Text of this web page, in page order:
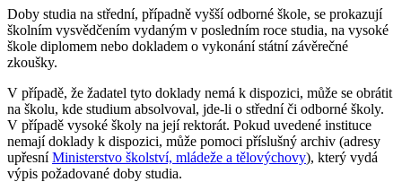
Doby studia na střední, případně vyšší odborné škole, se prokazují
školním vysvědčením vydaným v posledním roce studia, na vysoké
škole diplomem nebo dokladem o vykonání státní závěrečné
zkoušky.
V případě, že žadatel tyto doklady nemá k dispozici, může se obrátit
na školu, kde studium absolvoval, jde-li o střední či odborné školy.
V případě vysoké školy na její rektorát. Pokud uvedené instituce
nemají doklady k dispozici, může pomoci příslušný archiv (adresy
upřesníMinisterstvo školství, mládeže a tělovýchovy), který vydá
výpis požadované doby studia.